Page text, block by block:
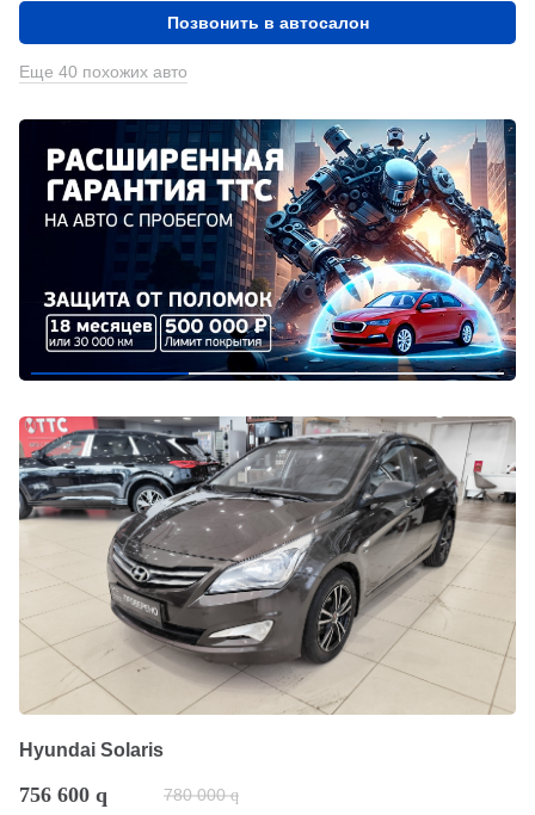
Позвонить в автосалон
Еще 40 похожих авто
Hyundai Solaris
756 600 q 780 000 q